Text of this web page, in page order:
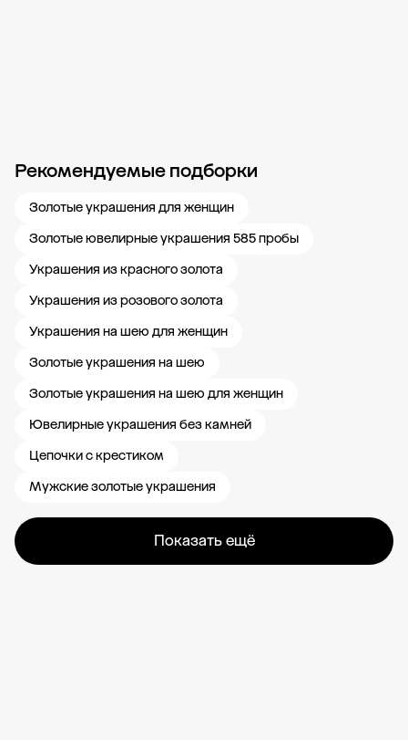
Рекомендуемые подборки
Золотые украшения для женщин
Золотые ювелирные украшения 585 пробы
Украшения из красного золота
Украшения из розового золота
Украшения на шею для женщин
Золотые украшения на шею
Золотые украшения на шею для женщин
Ювелирные украшения без камней
Цепочки с крестиком
Мужские золотые украшения
Показать ещё
Новости компании Журнал ЗОЛОТОЙ Блог